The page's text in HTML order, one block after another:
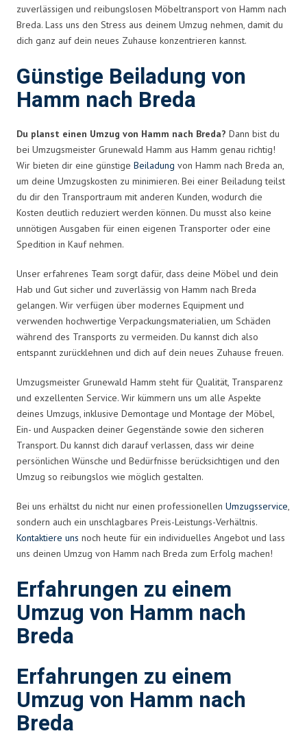
zuverlässigen und reibungslosen Möbeltransport von Hamm nach
Breda. Lass uns den Stress aus deinem Umzug nehmen, damit du
dich ganz auf dein neues Zuhause konzentrieren kannst.
Günstige Beiladung von
Hamm nach Breda
Du planst einen Umzug von Hamm nach Breda? Dann bist du
bei Umzugsmeister Grunewald Hamm aus Hamm genau richtig!
Wir bieten dir eine günstige Beiladung von Hamm nach Breda an,
um deine Umzugskosten zu minimieren. Bei einer Beiladung teilst
du dir den Transportraum mit anderen Kunden, wodurch die
Kosten deutlich reduziert werden können. Du musst also keine
unnötigen Ausgaben für einen eigenen Transporter oder eine
Spedition in Kauf nehmen.
Unser erfahrenes Team sorgt dafür, dass deine Möbel und dein
Hab und Gut sicher und zuverlässig von Hamm nach Breda
gelangen. Wir verfügen über modernes Equipment und
verwenden hochwertige Verpackungsmaterialien, um Schäden
während des Transports zu vermeiden. Du kannst dich also
entspannt zurücklehnen und dich auf dein neues Zuhause freuen.
Umzugsmeister Grunewald Hamm steht für Qualität, Transparenz
und exzellenten Service. Wir kümmern uns um alle Aspekte
deines Umzugs, inklusive Demontage und Montage der Möbel,
Ein- und Auspacken deiner Gegenstände sowie den sicheren
Transport. Du kannst dich darauf verlassen, dass wir deine
persönlichen Wünsche und Bedürfnisse berücksichtigen und den
Umzug so reibungslos wie möglich gestalten.
Bei uns erhältst du nicht nur einen professionellen Umzugsservice,
sondern auch ein unschlagbares Preis-Leistungs-Verhältnis.
Kontaktiere uns noch heute für ein individuelles Angebot und lass
uns deinen Umzug von Hamm nach Breda zum Erfolg machen!
Erfahrungen zu einem
Umzug von Hamm nach
Breda
Erfahrungen zu einem
Umzug von Hamm nach
Breda